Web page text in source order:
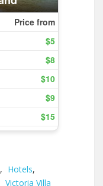
, Hotels,
Victoria Villa